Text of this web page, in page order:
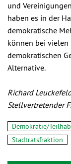
und
haben es in der
demokratische
können bei vielen
demokratischen
Alternative.
Richard
Stellvertretender
Demokratie/
Stadtratsfraktion